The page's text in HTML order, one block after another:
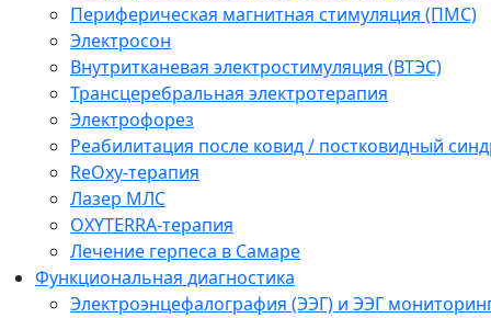
Периферическая магнитная стимуляция (ПМС)
Электросон
Внутритканевая электростимуляция (ВТЭС)
Трансцеребральная электротерапия
Электрофорез
Реабилитация после ковид / постковидный
ReOxy-терапия
Лазер МЛС
OXYTERRA-терапия
Лечение герпеса в Самаре
Функциональная диагностика
Электроэнцефалография (ЭЭГ) и ЭЭГ